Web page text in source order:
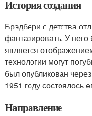
История создания
Брэдбери с детства
фантазировать. У
является
технологии могут
был опубликован
1951 году состоялось
Направление